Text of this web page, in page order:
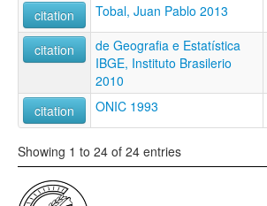
citation Tobal, Juan Pablo 2013
citation
de Geografia e Estatística
IBGE, Instituto Brasilerio
2010
citation ONIC 1993
Showing 1 to 24 of 24 entries